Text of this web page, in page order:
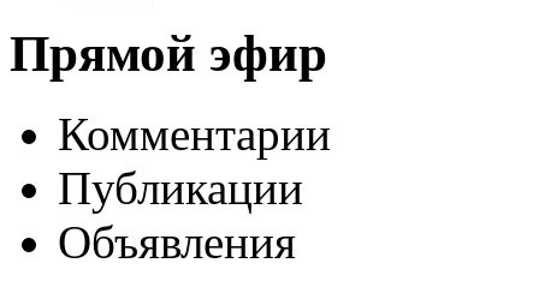
Прямой эфир
Комментарии
Публикации
Объявления